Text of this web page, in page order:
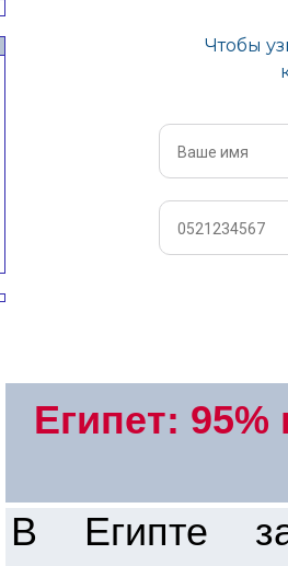
Египет:
В Египте